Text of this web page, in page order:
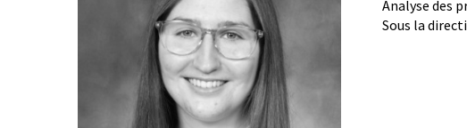
Analyse des
Sous la